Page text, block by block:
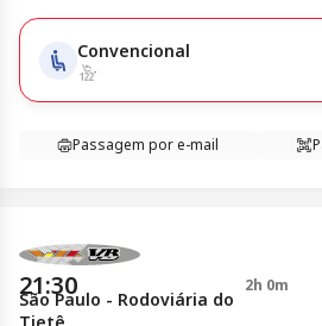
Convencional
Passagem por e-mail
21:30 2h 0m
São Paulo - Rodoviária do